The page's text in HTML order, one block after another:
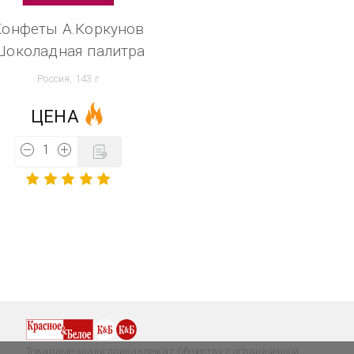
А.Коркунов
палитра
Россия, 143 г
ЦЕНА
Товарные знаки принадлежат Обществу с ограниченной